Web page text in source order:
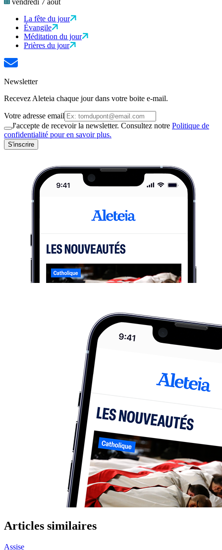
vendredi 7 août
La fête du jour
Évangile
Méditation du jour
Prières du jour
Newsletter
Recevez Aleteia chaque jour dans votre boite e-mail.
Votre adresse email
J'accepte de recevoir la newsletter. Consultez notre Politique de
confidentialité pour en savoir plus.
S'inscrire
Articles similaires
Assise